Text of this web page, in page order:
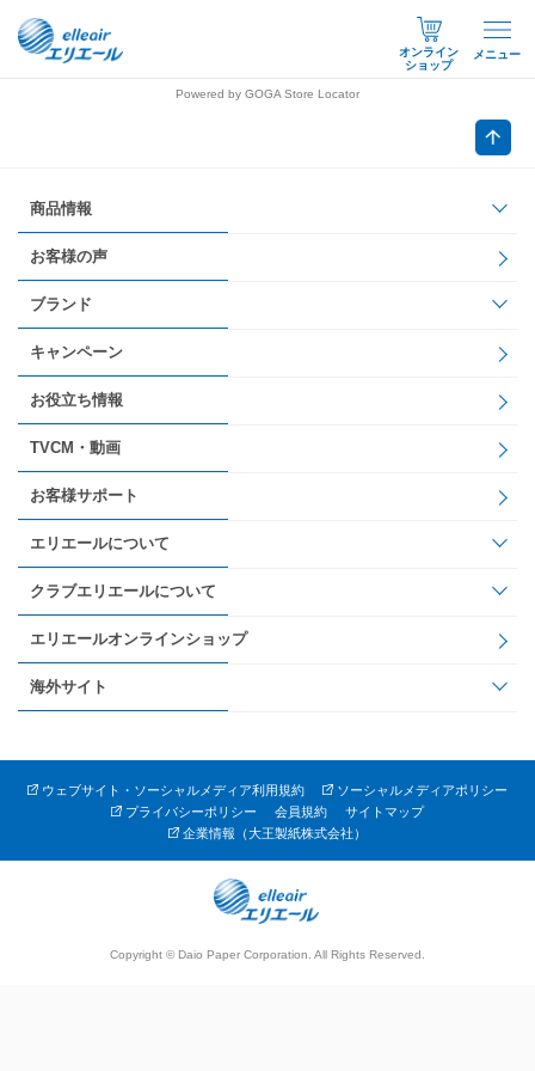
オンライン
ショップ
メニュー
Powered by GOGA Store Locator
商品情報
お客様の声
ブランド
キャンペーン
お役立ち情報
TVCM・動画
お客様サポート
エリエールについて
クラブエリエールについて
エリエールオンラインショップ
海外サイト
ウェブサイト・ソーシャルメディア利用規約
ソーシャルメディアポリシー
プライバシーポリシー
会員規約
サイトマップ
企業情報（大王製紙株式会社）
Copyright © Daio Paper Corporation. All Rights Reserved.